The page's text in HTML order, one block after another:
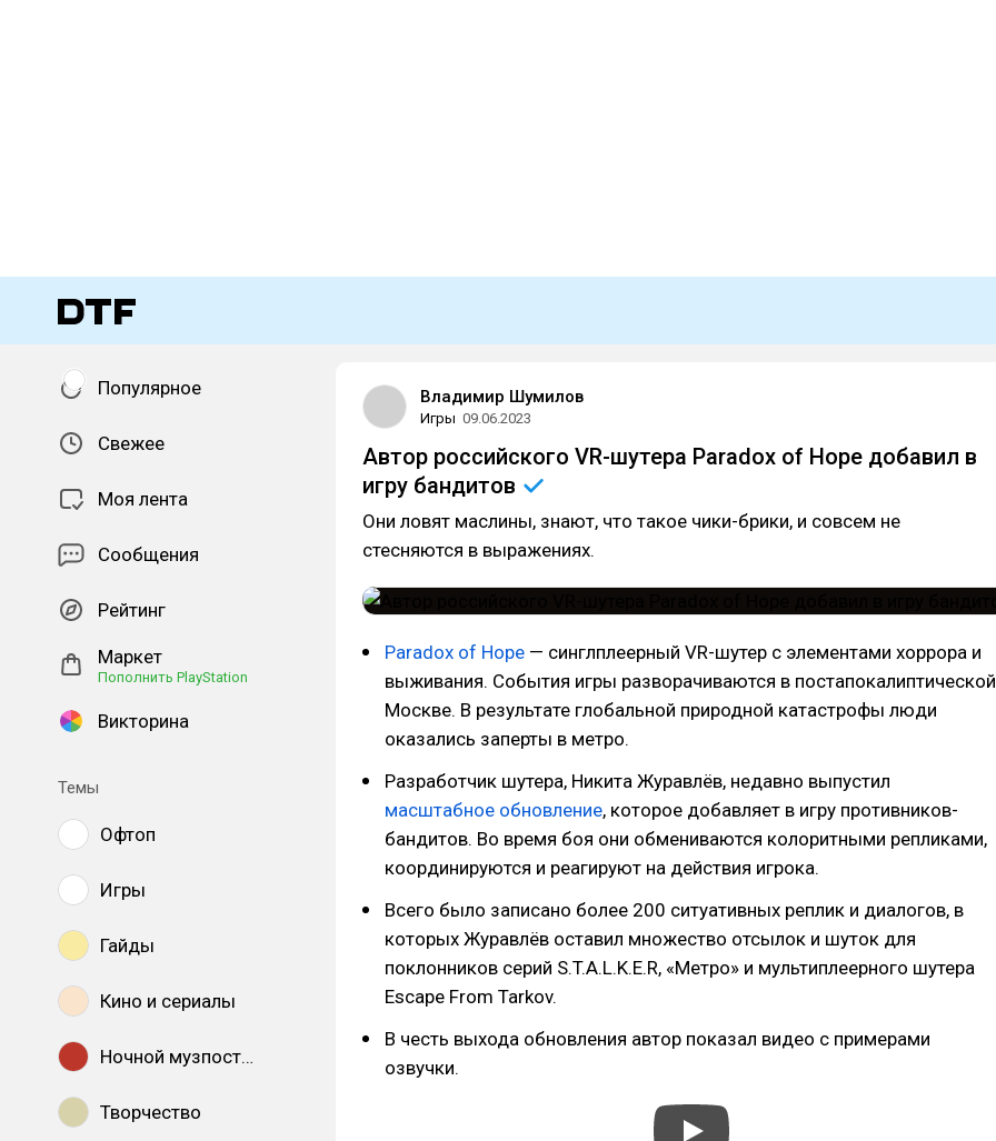
Популярное
Свежее
Моя лента
Сообщения
Рейтинг
Маркет
Пополнить PlayStation
Викторина
Темы
Офтоп
Игры
Гайды
Кино и сериалы
Ночной музпостинг
Творчество
Владимир Шумилов
Игры 09.06.2023
Автор российского VR-шутера Paradox of Hope добавил в
игру бандитов
Они ловят маслины, знают, что такое чики-брики, и совсем не
стесняются в выражениях.
Paradox of Hope — синглплеерный VR-шутер с элементами хоррора и
выживания. События игры разворачиваются в постапокалиптической
Москве. В результате глобальной природной катастрофы люди
оказались заперты в метро.
Разработчик шутера, Никита Журавлёв, недавно выпустил
масштабное обновление, которое добавляет в игру противников-
бандитов. Во время боя они обмениваются колоритными репликами,
координируются и реагируют на действия игрока.
Всего было записано более 200 ситуативных реплик и диалогов, в
которых Журавлёв оставил множество отсылок и шуток для
поклонников серий S.T.A.L.K.E.R, «Метро» и мультиплеерного шутера
Escape From Tarkov.
В честь выхода обновления автор показал видео с примерами
озвучки.